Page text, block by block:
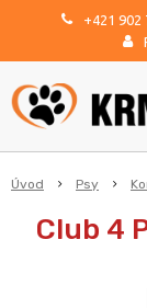
+421 902
Úvod Psy
Club 4